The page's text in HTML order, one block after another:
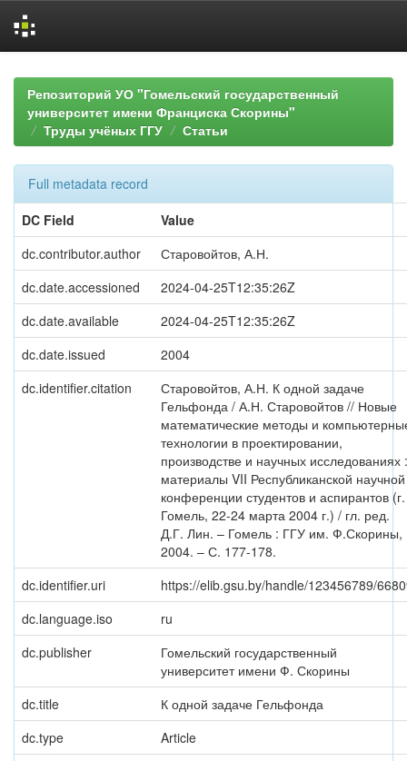
navigationРепозиторий УО "Гомельский государственный
университет имени Франциска Скорины"
Труды учёных ГГУ
Статьи
Full metadata record
DC Field
Value
dc.contributor.author
Старовойтов, А.Н.
dc.date.accessioned
2024-04-25T12:35:26Z
dc.date.available
2024-04-25T12:35:26Z
dc.date.issued
2004
dc.identifier.citation
Старовойтов, А.Н. К одной задаче
Гельфонда / А.Н. Старовойтов // Новые
математические методы и
технологии в проектировании,
производстве и научных исследованиях :
материалы VII Республиканской научной
конференции студентов и аспирантов (г.
Гомель, 22-24 марта 2004 г.) / гл. ред.
Д.Г. Лин. – Гомель : ГГУ им. Ф.Скорины,
2004. – С. 177-178.
dc.identifier.uri
https://elib.gsu.by/handle/123456789/
dc.language.iso
ru
dc.publisher
Гомельский государственный
университет имени Ф. Скорины
dc.title
К одной задаче Гельфонда
dc.type
Article